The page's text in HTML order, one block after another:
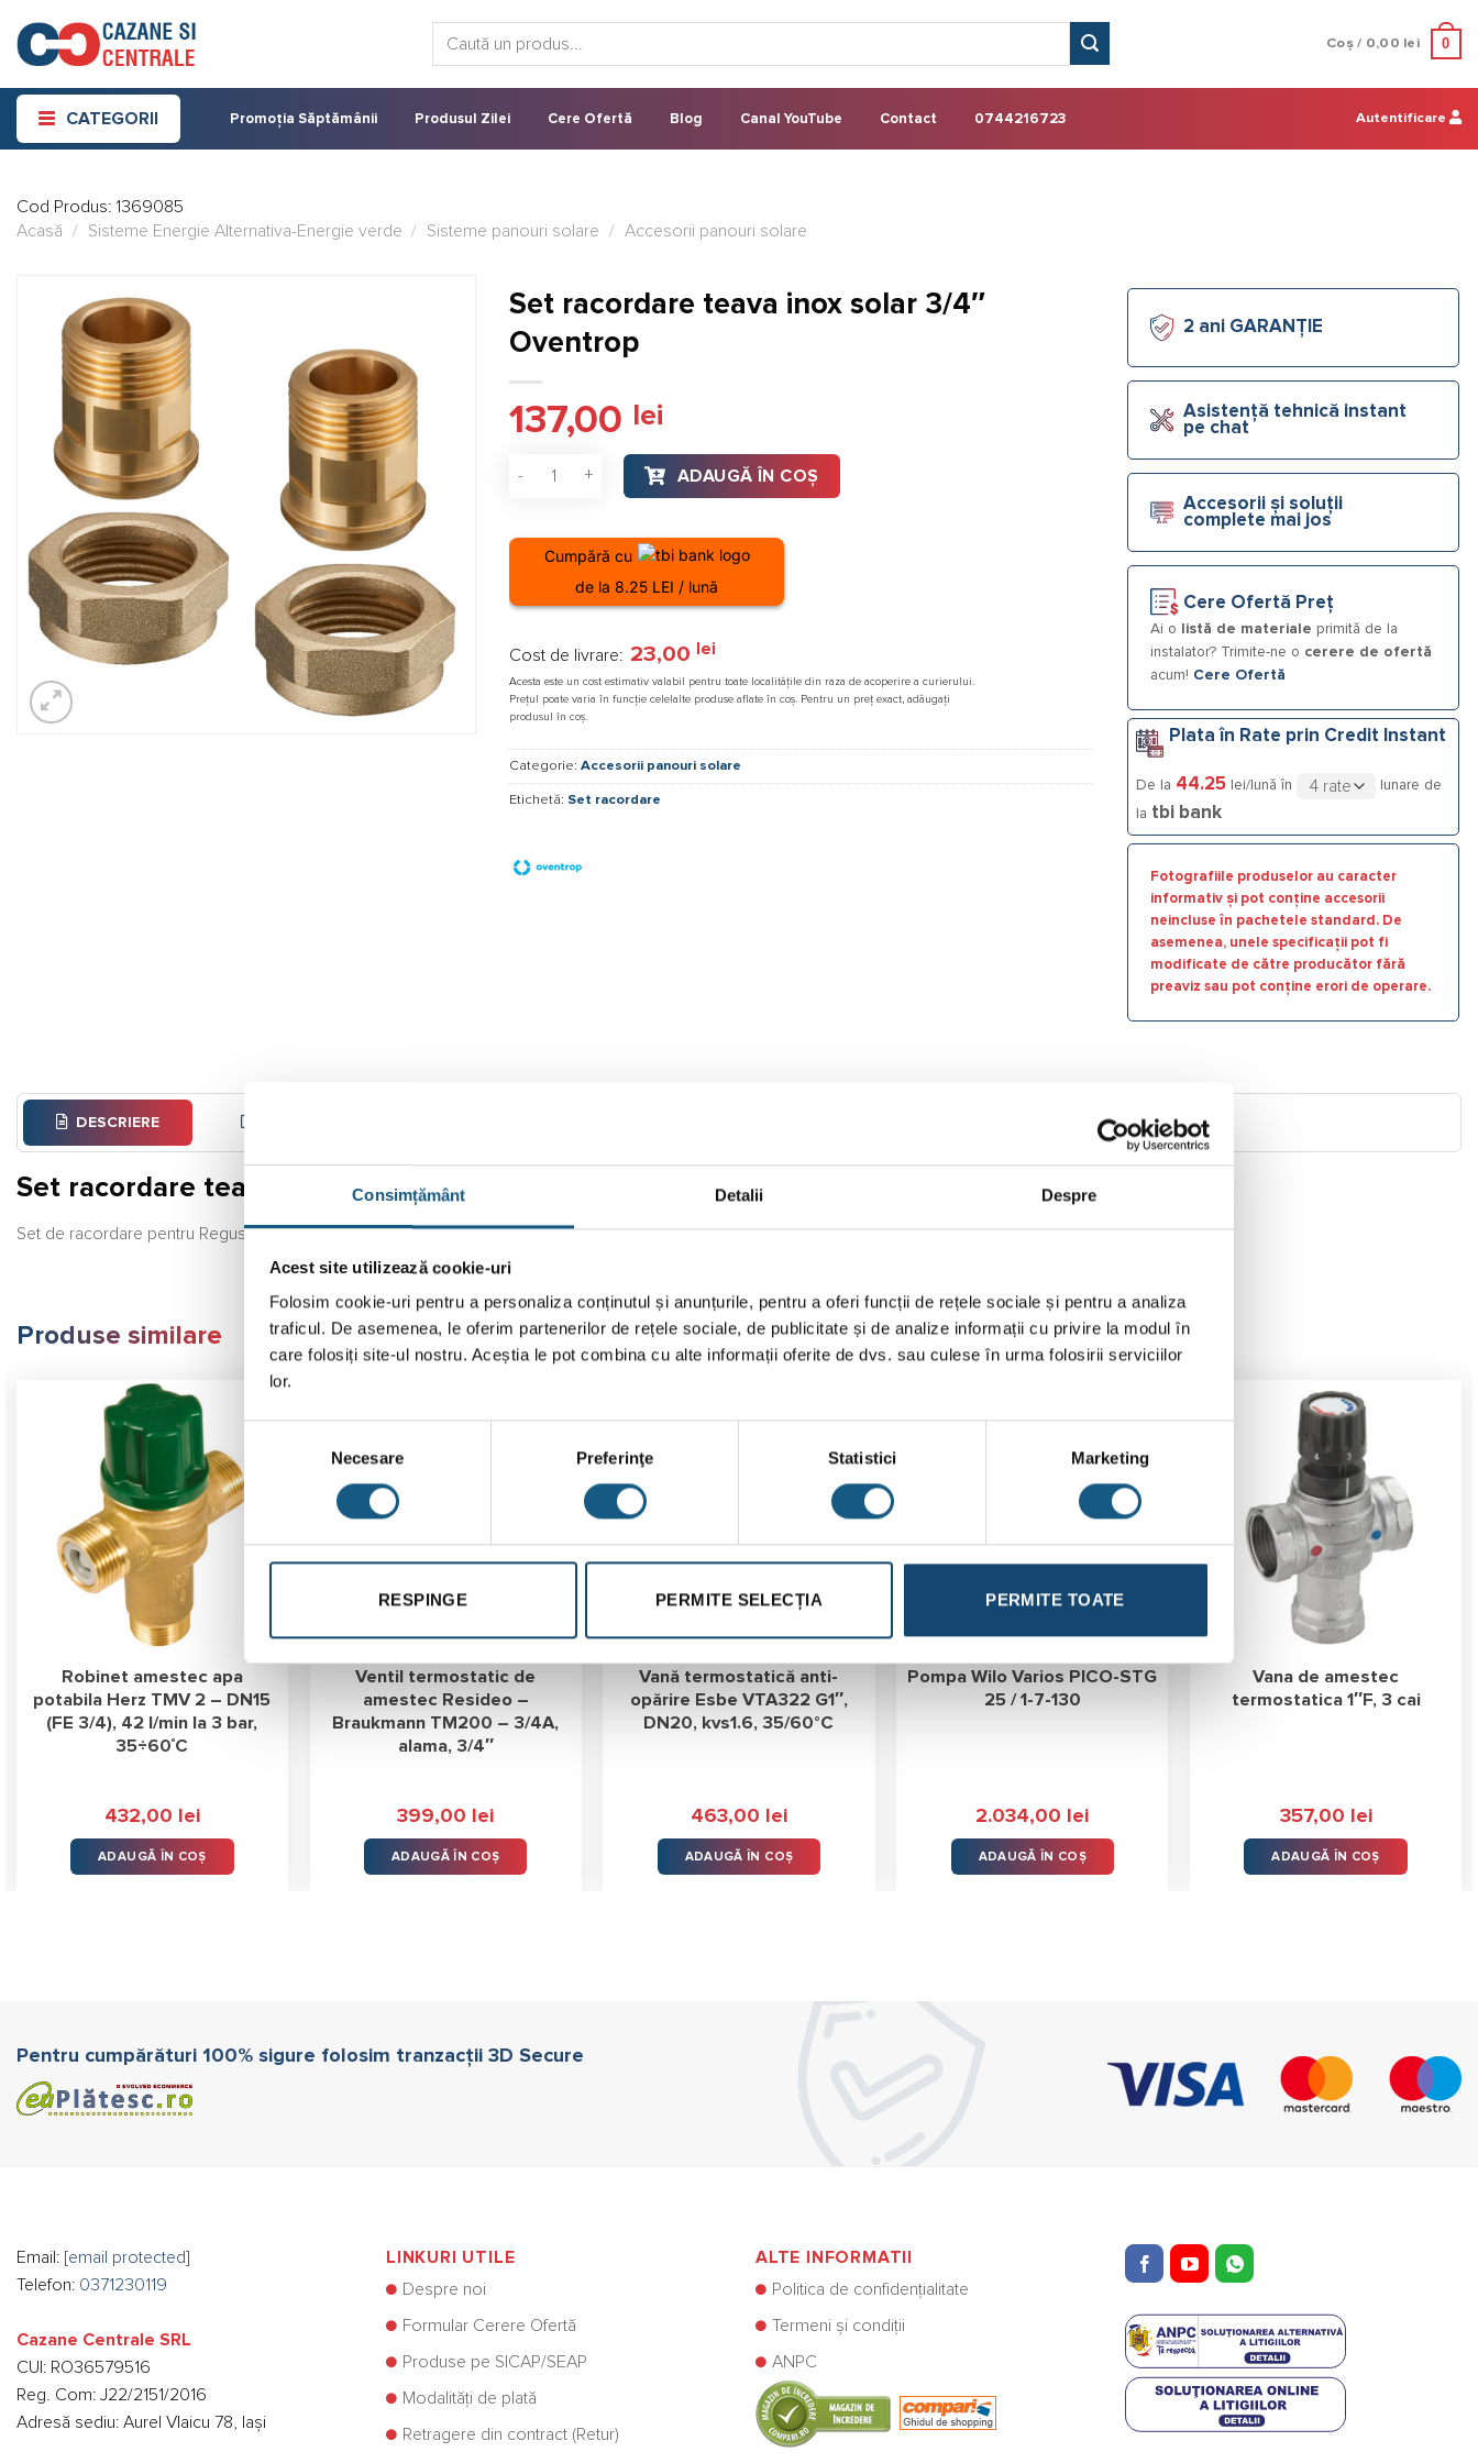
Consimțământ Detalii Despre
Acest site utilizează cookie-uri
Folosim cookie-uri pentru a personaliza conținutul și anunțurile, pentru a oferi funcții de rețele sociale și pentru a analiza
traficul. De asemenea, le oferim partenerilor de rețele sociale, de publicitate și de analize informații cu privire la modul în
care folosiți site-ul nostru. Aceștia le pot combina cu alte informații oferite de dvs. sau culese în urma folosirii serviciilor
lor.
consimțământului
Necesare Preferinţe Statistici Marketing
RESPINGE PERMITE SELECȚIA PERMITE TOATE
content
Coș / 0,00 lei 0
CATEGORII Promoția Săptămânii Produsul Zilei Cere Ofertă Blog Canal YouTube Contact 0744216723 Autentificare
Cod Produs: 1369085
Acasă
/ Sisteme Energie Alternativa-Energie verde / Sisteme panouri solare / Accesorii panouri solare
Set racordare teava inox solar 3/4″
Oventrop
137,00 lei
Cantitate Set racordare teava inox solar 3/4" Oventrop
ADAUGĂ ÎN COȘ
Cumpără cu
de la 8.25 LEI / lună
Cost de livrare: 23,00 lei
Acesta este un cost estimativ valabil pentru toate localitățile din raza de acoperire a curierului.
Prețul poate varia în funcție celelalte produse aflate în coș. Pentru un preț exact, adăugați
produsul în coș.
Categorie: Accesorii panouri solare
Etichetă: Set racordare
2 ani GARANȚIE
Asistență tehnică instant
pe chat
Accesorii și soluții
complete mai jos
Cere Ofertă Preț
Ai o listă de materiale primită de la
instalator? Trimite-ne o cerere de ofertă
acum! Cere Ofertă
Plata în Rate prin Credit Instant
De la 44.25 lei/lună în
lunare de
la tbi bank
Fotografiile produselor au caracter
informativ și pot conține accesorii
neincluse în pachetele standard. De
asemenea, unele specificații pot fi
modificate de către producător fără
preaviz sau pot conține erori de operare.
DESCRIERE
Set racordare teava inox solar
Set de racordare pentru Regusol DN 25 piuliță olandeză F1 și mufă F ¾ FE.
Produse similare
Robinet amestec apa
potabila Herz TMV 2 – DN15
(FE 3/4), 42 l/min la 3 bar,
35÷60˚C
432,00 lei
ADAUGĂ ÎN COȘ
Gratuit
Ventil termostatic de
amestec Resideo –
Braukmann TM200 – 3/4A,
alama, 3/4″
399,00 lei
ADAUGĂ ÎN COȘ
Vană termostatică anti-
opărire Esbe VTA322 G1″,
DN20, kvs1.6, 35/60°C
463,00 lei
ADAUGĂ ÎN COȘ
Gratuit
Pompa Wilo Varios PICO-STG
25 / 1-7-130
2.034,00 lei
ADAUGĂ ÎN COȘ
Vana de amestec
termostatica 1″F, 3 cai
357,00 lei
ADAUGĂ ÎN COȘ
Pentru cumpărături 100% sigure folosim tranzacții 3D Secure
Email: [email protected]
Telefon: 0371230119
Cazane Centrale SRL
CUI: RO36579516
Reg. Com: J22/2151/2016
Adresă sediu: Aurel Vlaicu 78, Iași
LINKURI UTILE
Despre noi
Formular Cerere Ofertă
Produse pe SICAP/SEAP
Modalități de plată
Retragere din contract (Retur)
ALTE INFORMATII
Politica de confidențialitate
Termeni și condiții
ANPC